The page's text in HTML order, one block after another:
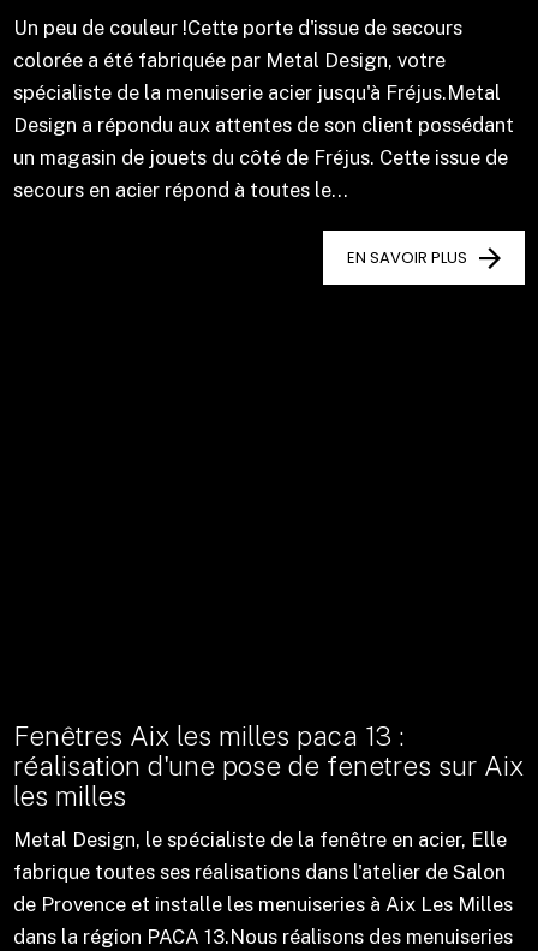
Un peu de couleur !Cette porte d'issue de secours
colorée a été fabriquée par Metal Design, votre
spécialiste de la menuiserie acier jusqu'à Fréjus.Metal
Design a répondu aux attentes de son client possédant
un magasin de jouets du côté de Fréjus. Cette issue de
secours en acier répond à toutes le...
EN SAVOIR PLUS
Fenêtres Aix les milles paca 13 :
réalisation d'une pose de fenetres sur Aix
les milles
Metal Design, le spécialiste de la fenêtre en acier, Elle
fabrique toutes ses réalisations dans l'atelier de Salon
de Provence et installe les menuiseries à Aix Les Milles
dans la région PACA 13.Nous réalisons des menuiseries